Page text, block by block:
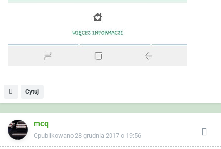
Cytuj
mcq
Opublikowano 28 grudnia 2017 o 19:56